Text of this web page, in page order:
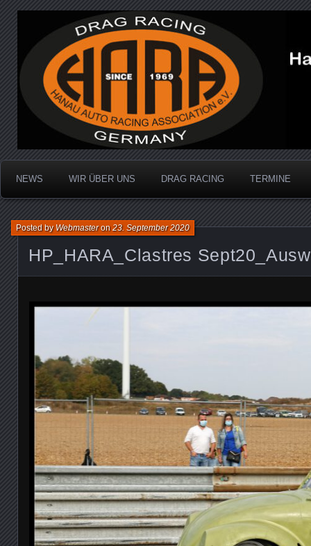
Hanau Auto Racing
Dragracing auf der 1/4 Meile
NEWS WIR ÜBER UNS DRAG RACING TERMINE
HP_HARA_Clastres
Posted byWebmasteron23. September 2020